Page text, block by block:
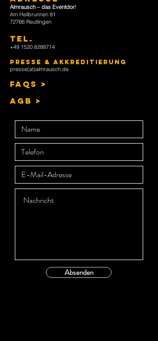
Almrausch – das Eventdorf
Am Heilbrunnen 81
72766 Reutlingen
TEL .
+49 1520 8288714
Presse & Akkreditierung
presse(at)almrausch.de
FAQs >
AGB >
Absenden